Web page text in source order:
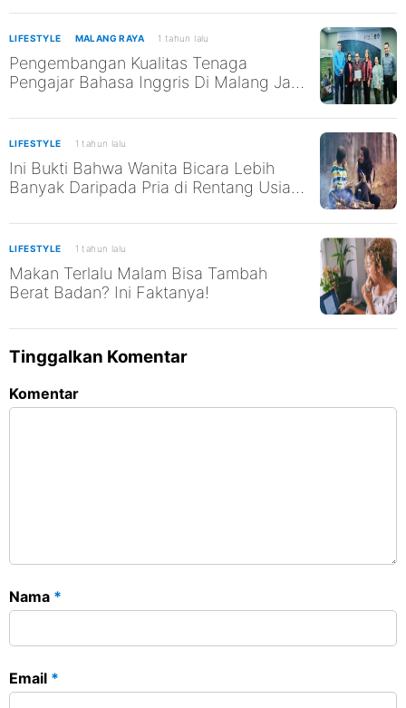
LIFESTYLE MALANG RAYA 1 tahun lalu
Pengembangan Kualitas Tenaga
Pengajar Bahasa Inggris Di Malang Jadi
LIFESTYLE 1 tahun lalu
Ini Bukti Bahwa Wanita Bicara Lebih
Banyak Daripada Pria di Rentang Usia
LIFESTYLE 1 tahun lalu
Makan Terlalu Malam Bisa Tambah
Berat Badan? Ini Faktanya!
Tinggalkan Komentar
Komentar
Nama *
Email *